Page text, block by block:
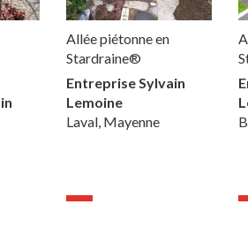
Allée piétonne en
Stardraine®
Entreprise Sylvain
Lemoine
Laval, Mayenne